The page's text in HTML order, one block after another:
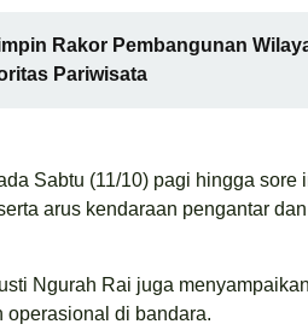
Rakor Pembangunan
Pariwisata
Sabtu (11/10) pagi hingga
arus kendaraan pengantar
Ngurah Rai juga
operasional di bandara.